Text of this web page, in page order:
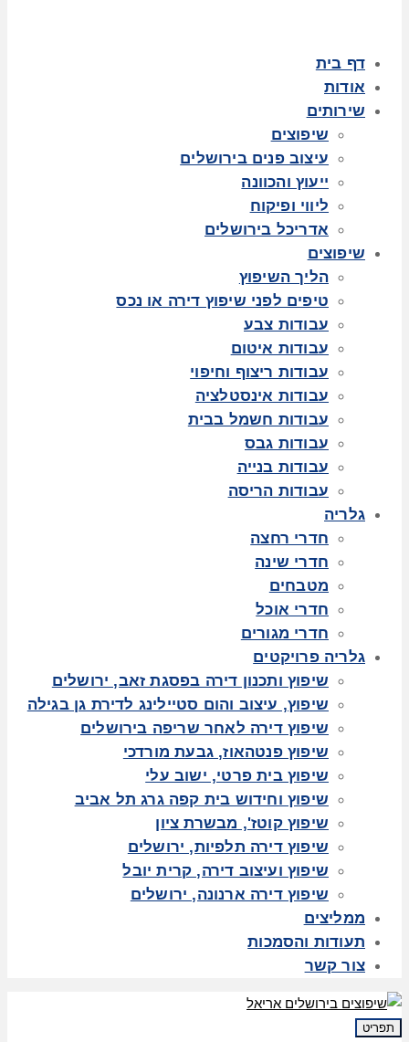
דף בית
אודות
שירותים
שיפוצים
עיצוב פנים בירושלים
ייעוץ והכוונה
ליווי ופיקוח
אדריכל בירושלים
שיפוצים
הליך השיפוץ
טיפים לפני שיפוץ דירה או נכס
עבודות צבע
עבודות איטום
עבודות ריצוף וחיפוי
עבודות אינסטלציה
עבודות חשמל בבית
עבודות גבס
עבודות בנייה
עבודות הריסה
גלריה
חדרי רחצה
חדרי שינה
מטבחים
חדרי אוכל
חדרי מגורים
גלריה פרויקטים
שיפוץ ותכנון דירה בפסגת זאב, ירושלים
שיפוץ, עיצוב והום סטיילינג לדירת גן בגילה
שיפוץ דירה לאחר שריפה בירושלים
שיפוץ פנטהאוז, גבעת מורדכי
שיפוץ בית פרטי, ישוב עלי
שיפוץ וחידוש בית קפה גרג תל אביב
שיפוץ קוטז', מבשרת ציון
שיפוץ דירה תלפיות, ירושלים
שיפוץ ועיצוב דירה, קרית יובל
שיפוץ דירה ארנונה, ירושלים
ממליצים
תעודות והסמכות
צור קשר
תפריט